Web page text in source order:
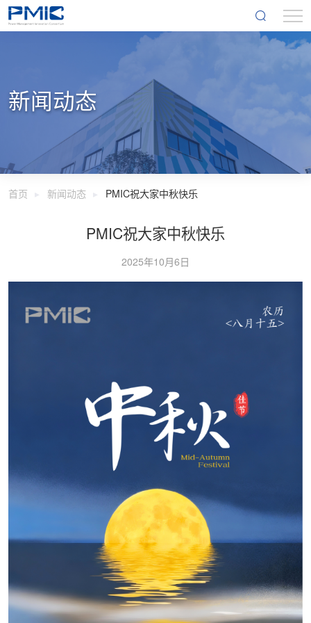
新闻动态
首页 新闻动态 PMIC祝大家中秋快乐
PMIC祝大家中秋快乐
2025年10月6日